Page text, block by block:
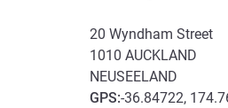
20 Wyndham Street
1010 AUCKLAND
NEUSEELAND
GPS:-36.84722,